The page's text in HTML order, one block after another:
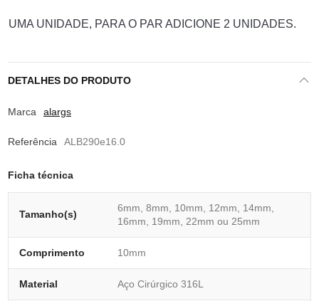
UMA UNIDADE, PARA O PAR ADICIONE 2 UNIDADES.
DETALHES DO PRODUTO
Marca alargs
Referência ALB290e16.0
Ficha técnica
Tamanho(s)
6mm, 8mm, 10mm, 12mm, 14mm,
16mm, 19mm, 22mm ou 25mm
Comprimento 10mm
Material Aço Cirúrgico 316L